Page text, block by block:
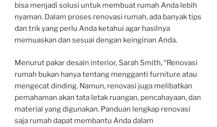
bisa menjadi solusi untuk membuat rumah Anda lebih
nyaman. Dalam proses renovasi rumah, ada banyak tips
dan trik yang perlu Anda ketahui agar hasilnya
memuaskan dan sesuai dengan keinginan Anda.
Menurut pakar desain interior, Sarah Smith, “Renovasi
rumah bukan hanya tentang mengganti furniture atau
mengecat dinding. Namun, renovasi juga melibatkan
pemahaman akan tata letak ruangan, pencahayaan, dan
material yang digunakan. Panduan lengkap renovasi
saja rumah dapat membantu Anda dalam